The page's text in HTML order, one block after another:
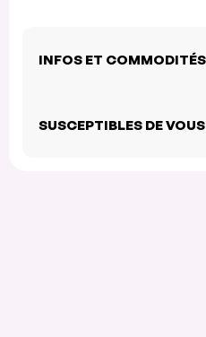
INFOS ET COMMODITÉS
SUSCEPTIBLES DE